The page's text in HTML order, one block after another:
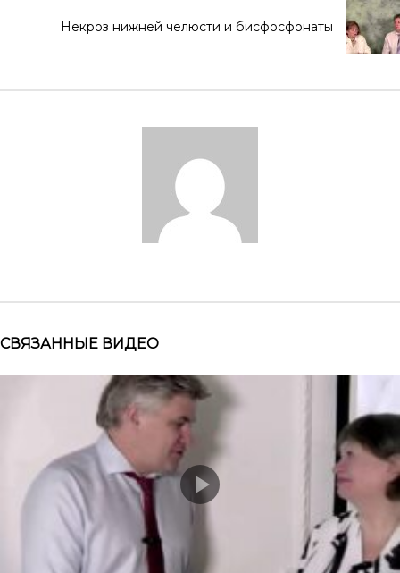
Некроз нижней челюсти и бисфосфонаты
СВЯЗАННЫЕ ВИДЕО